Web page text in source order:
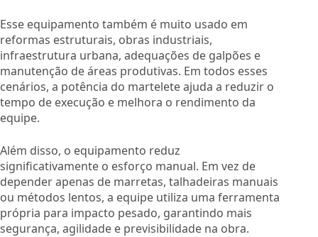
Esse equipamento também é muito usado em
reformas estruturais, obras industriais,
infraestrutura urbana, adequações de galpões e
manutenção de áreas produtivas. Em todos esses
cenários, a potência do martelete ajuda a reduzir o
tempo de execução e melhora o rendimento da
equipe.
Além disso, o equipamento reduz
significativamente o esforço manual. Em vez de
depender apenas de marretas, talhadeiras manuais
ou métodos lentos, a equipe utiliza uma ferramenta
própria para impacto pesado, garantindo mais
segurança, agilidade e previsibilidade na obra.